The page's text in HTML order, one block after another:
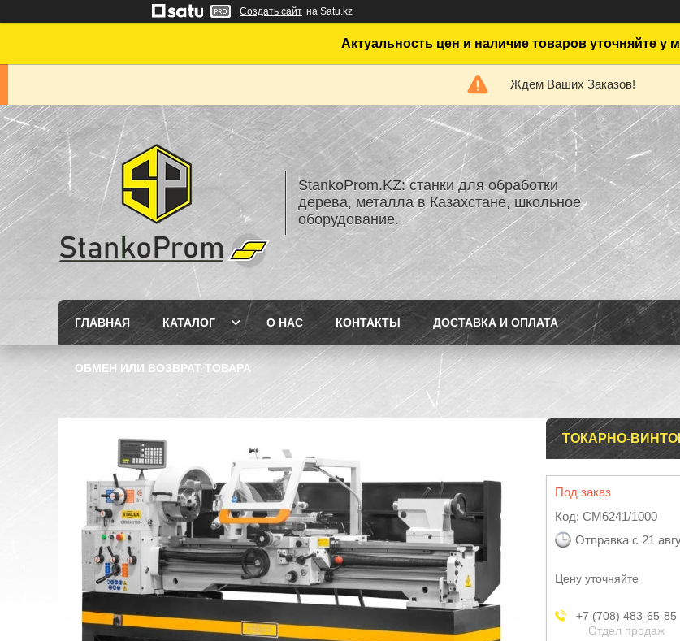
Создать сайт на Satu.kz
Актуальность цен и наличие товаров уточняйте у
Ждем Ваших Заказов!
StankoProm.KZ: станки для обработки
дерева, металла в Казахстане, школьное
оборудование.
ГЛАВНАЯ КАТАЛОГ О НАС КОНТАКТЫ ДОСТАВКА И ОПЛАТА
ОБМЕН ИЛИ ВОЗВРАТ ТОВАРА
ТОКАРНО-
Под заказ
Код: CM6241/1000
Отправка с 21
Цену уточняйте
+7 (708) 483-65-85
Отдел продаж